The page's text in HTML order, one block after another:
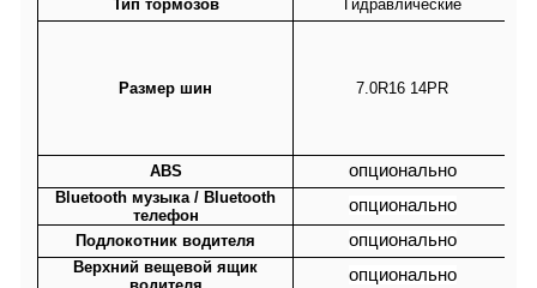
Тип тормозов
Гидравлические
Размер шин 7.0R16 14PR
ABS опционально
Bluetooth музыка / Bluetooth
телефон
опционально
Подлокотник водителя опционально
Верхний вещевой ящик
опционально